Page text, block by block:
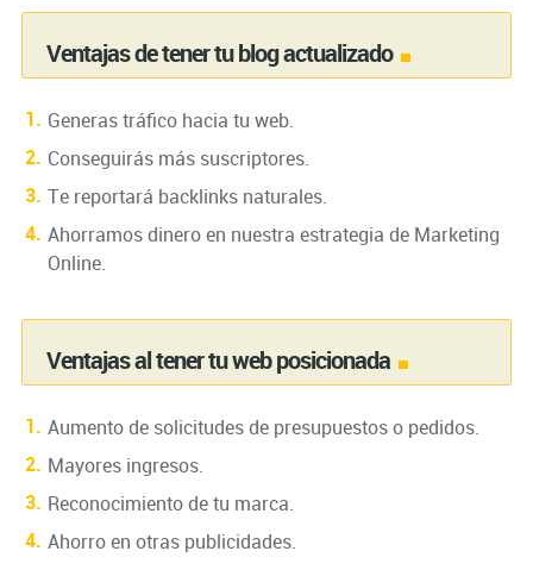
Ventajas de tener tu blog actualizado
Generas tráfico hacia tu web.
Conseguirás más suscriptores.
Te reportará backlinks naturales.
Ahorramos dinero en nuestra estrategia de Marketing
Online.
Ventajas al tener tu web posicionada
Aumento de solicitudes de presupuestos o pedidos.
Mayores ingresos.
Reconocimiento de tu marca.
Ahorro en otras publicidades.